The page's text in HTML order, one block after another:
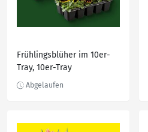
Frühlingsblüher im 10er-
Tray, 10er-Tray